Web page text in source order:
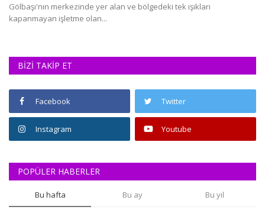
Gölbaşı'nın merkezinde yer alan ve bölgedeki tek ışıkları
kapanmayan işletme olan...
BİZİ TAKİP ET
Facebook Twitter
Instagram Youtube
POPÜLER HABERLER
Bu hafta Bu ay Bu yıl